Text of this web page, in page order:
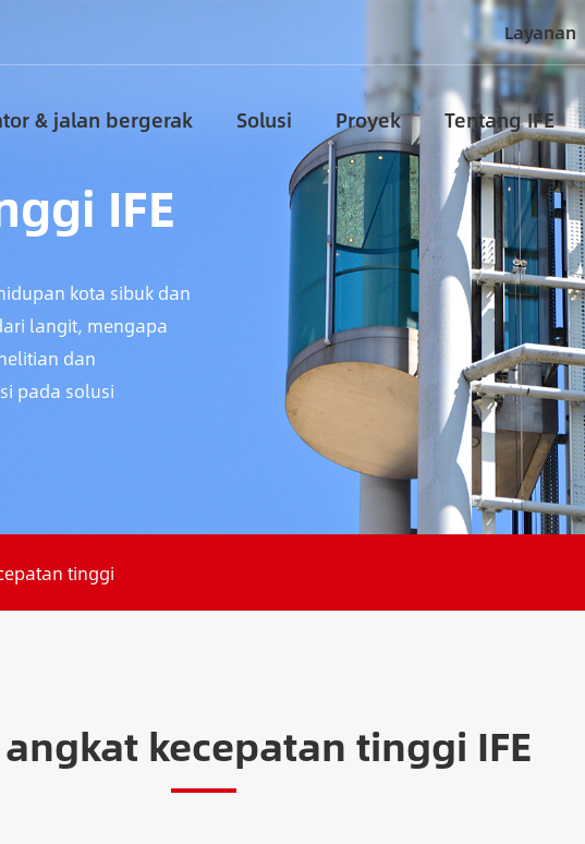
Layanan
& jalan bergerak Solusi Proyek Tentang IFE
tinggi
IFE
kota sibuk dan
langit, mengapa
dan
pada solusi
kecepatan tinggi IFE